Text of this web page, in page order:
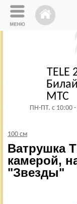
TELE
МТС
ПН-ПТ. с 10:00
100 см
Ватрушка
камерой,
"Звезды"